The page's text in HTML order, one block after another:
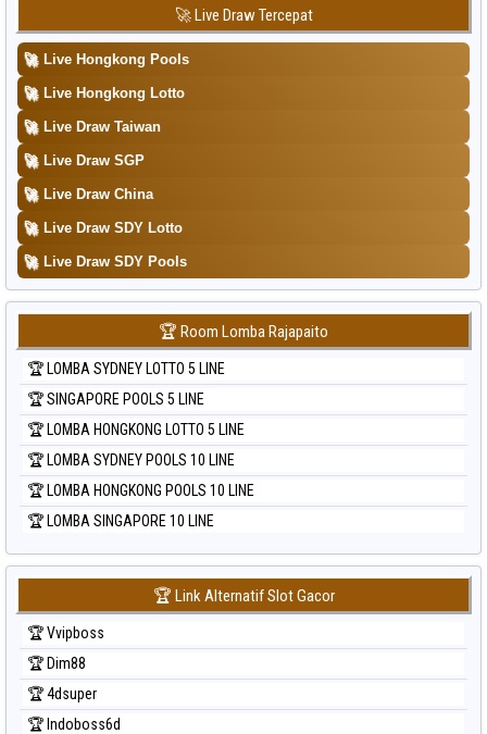
Data Togel Sydney Lottery
Data Togel Sydney Lottery 6d
Data Togel Sydney Lotto
Data Togel Sydney Pools 6d
Data Togel Taipei
Data Togel Taiwan
🚀 Live Draw Tercepat
🚀 Live Hongkong Pools
🚀 Live Hongkong Lotto
🚀 Live Draw Taiwan
🚀 Live Draw SGP
🚀 Live Draw China
🚀 Live Draw SDY Lotto
🚀 Live Draw SDY Pools
🏆 Room Lomba Rajapaito
🏆 LOMBA SYDNEY LOTTO 5 LINE
🏆 SINGAPORE POOLS 5 LINE
🏆 LOMBA HONGKONG LOTTO 5 LINE
🏆 LOMBA SYDNEY POOLS 10 LINE
🏆 LOMBA HONGKONG POOLS 10 LINE
🏆 LOMBA SINGAPORE 10 LINE
🏆 Link Alternatif Slot Gacor
🏆 Vvipboss
🏆 Dim88
🏆 4dsuper
🏆 Indoboss6d